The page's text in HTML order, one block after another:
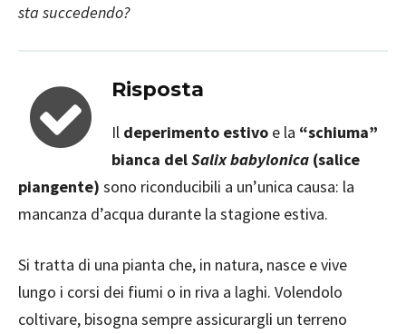
sta succedendo?
Risposta
Il deperimento estivo e la “schiuma”
bianca delSalix babylonica (salice
piangente) sono riconducibili a un’unica causa: la
mancanza d’acqua durante la stagione estiva.
Si tratta di una pianta che, in natura, nasce e vive
lungo i corsi dei fiumi o in riva a laghi. Volendolo
coltivare, bisogna sempre assicurargli un terreno